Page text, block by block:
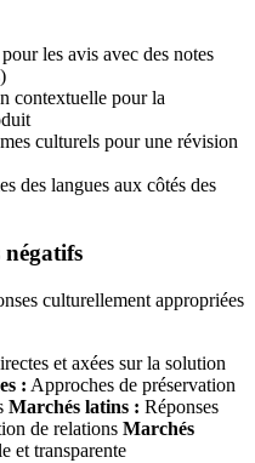
les avis avec des notes
contextuelle pour la
culturels pour une révision
des langues aux côtés des
négatifs
culturellement appropriées
et axées sur la solution
: Approches de préservation
Marchés latins : Réponses
de relations Marchés
et transparente